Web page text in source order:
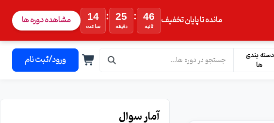
مانده تا پایان تخفیف 14
ساعت
: 25
دقیقه
: 45
ثانیه مشاهده دوره ها
دسته بندی
ها
ورود/ثبت نام
آمار سوال